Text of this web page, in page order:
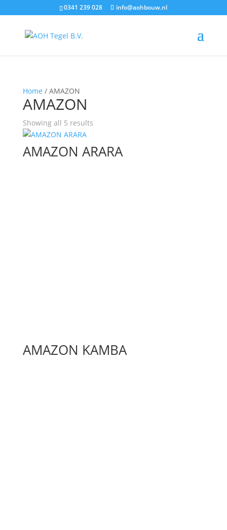
0341 239 028 info@aohbouw.nl
Home / AMAZON
AMAZON
Showing all 5 results
AMAZON ARARA
AMAZON KAMBA